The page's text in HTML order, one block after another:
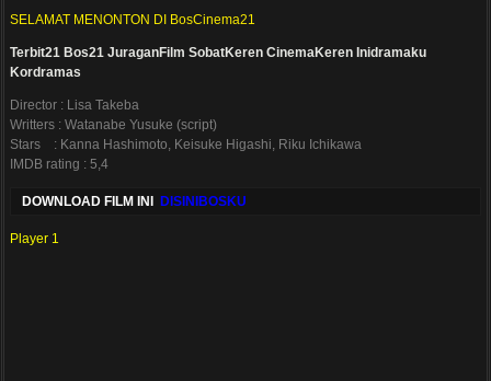
SELAMAT MENONTON DI BosCinema21
Terbit21 Bos21 JuraganFilm SobatKeren CinemaKeren Inidramaku
Kordramas
Director : Lisa Takeba
Writters : Watanabe Yusuke (script)
Stars : Kanna Hashimoto, Keisuke Higashi, Riku Ichikawa
IMDB rating : 5,4
DOWNLOAD FILM INI DISINIBOSKU
Player 1